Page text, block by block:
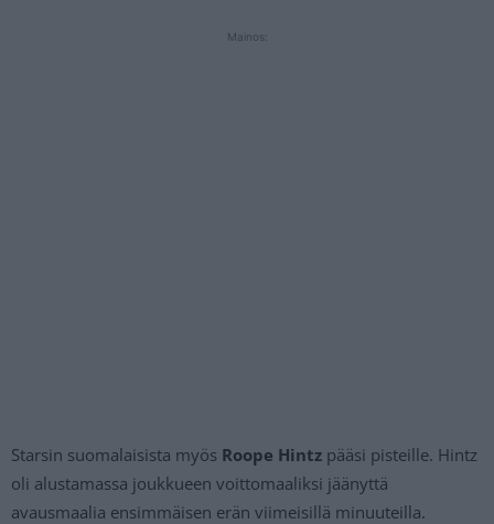
Mainos:
Starsin suomalaisista myös Roope Hintz pääsi pisteille. Hintz
oli alustamassa joukkueen voittomaaliksi jäänyttä
avausmaalia ensimmäisen erän viimeisillä minuuteilla.